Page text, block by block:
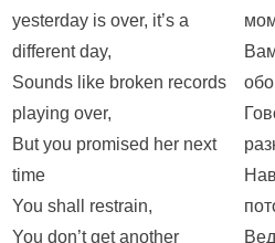
yesterday is over, it’s a
different day,
Sounds like broken records
playing over,
But you promised her next
time
You shall restrain,
You don’t get another